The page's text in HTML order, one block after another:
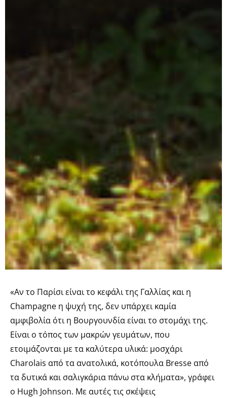
«Αν το Παρίσι είναι το κεφάλι της Γαλλίας και η
Champagne η ψυχή της, δεν υπάρχει καμία
αμφιβολία ότι η Βουργουνδία είναι το στομάχι της.
Είναι ο τόπος των μακρών γευμάτων, που
ετοιμάζονται με τα καλύτερα υλικά: μοσχάρι
Charolais από τα ανατολικά, κοτόπουλα Bresse από
τα δυτικά και σαλιγκάρια πάνω στα κλήματα», γράφει
ο Hugh Johnson. Με αυτές τις σκέψεις